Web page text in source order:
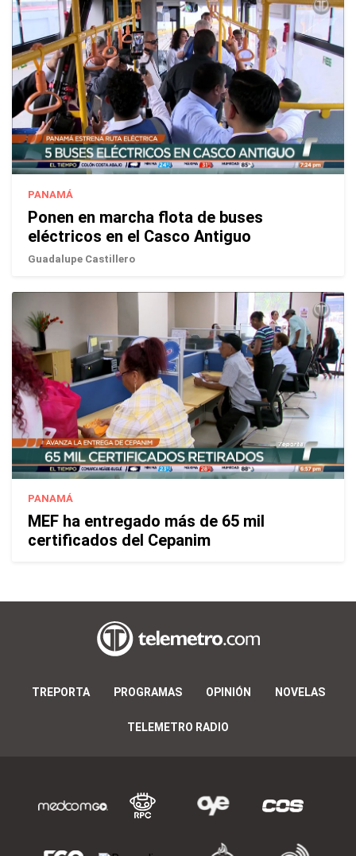
PANAMÁ
Ponen en marcha flota de buses
eléctricos en el Casco Antiguo
Guadalupe Castillero
PANAMÁ
MEF ha entregado más de 65 mil
certificados del Cepanim
TREPORTA PROGRAMAS OPINIÓN NOVELAS
TELEMETRO RADIO